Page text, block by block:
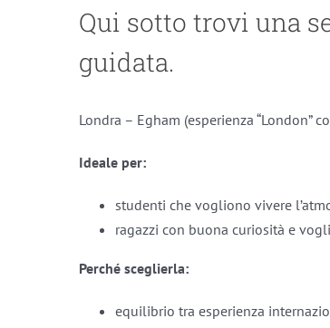
Qui sotto trovi una
guidata.
Londra – Egham (esperienza “London”
Ideale per:
studenti che vogliono vivere
ragazzi con buona curiosità e
Perché sceglierla:
equilibrio tra esperienza